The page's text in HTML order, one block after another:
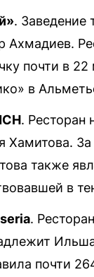
.
Ахмадиев.
почти в
в
.
Хамитова.
также
в
.
почти